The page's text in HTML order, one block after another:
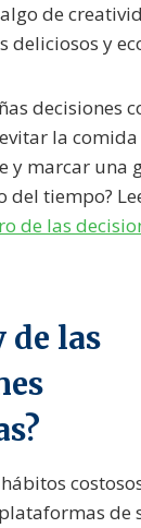
de
deliciosos y
decisiones
la
y marcar una
tiempo?
de las
de las
de